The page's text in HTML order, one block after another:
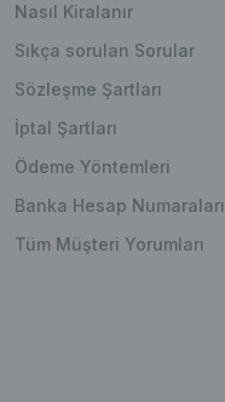
Nasıl Kiralanır
Sıkça sorulan Sorular
Sözleşme Şartları
İptal Şartları
Ödeme Yöntemleri
Banka Hesap Numaraları
Tüm Müşteri Yorumları